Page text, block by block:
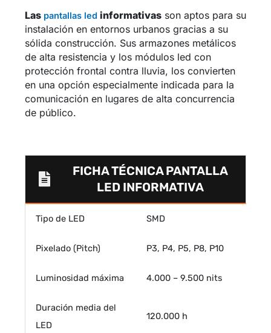
Las pantallas ledinformativasson aptos para su
instalación en entornos urbanos gracias a su
sólida construcción. Sus armazones metálicos
de alta resistencia y los módulos led con
protección frontal contra lluvia, los convierten
en una opción especialmente indicada para la
comunicación en lugares de alta concurrencia
de público.
FICHA TÉCNICA PANTALLA
LED INFORMATIVA
Tipo de LED SMD
Pixelado (Pitch) P3, P4, P5, P8, P10
Luminosidad máxima 4.000 – 9.500 nits
Duración media del
LED
120.000 h